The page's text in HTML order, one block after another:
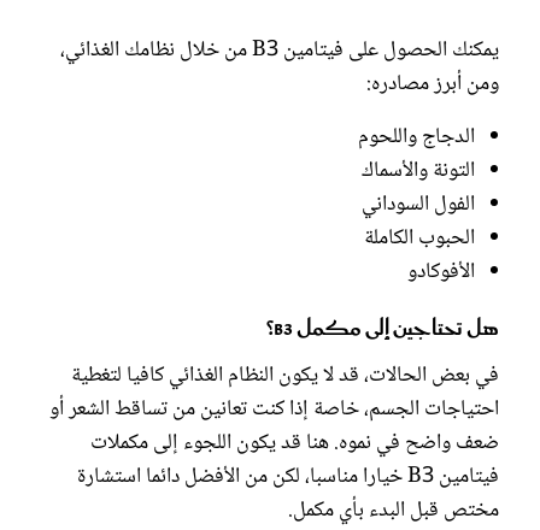
يمكنك الحصول على فيتامين B3 من خلال نظامك الغذائي،
ومن أبرز مصادره:
الدجاج واللحوم
التونة والأسماك
الفول السوداني
الحبوب الكاملة
الأفوكادو
هل تحتاجين إلى مكمل B3؟
في بعض الحالات، قد لا يكون النظام الغذائي كافيا لتغطية
احتياجات الجسم، خاصة إذا كنت تعانين من تساقط الشعر أو
ضعف واضح في نموه. هنا قد يكون اللجوء إلى مكملات
فيتامين B3 خيارا مناسبا، لكن من الأفضل دائما استشارة
مختص قبل البدء بأي مكمل.